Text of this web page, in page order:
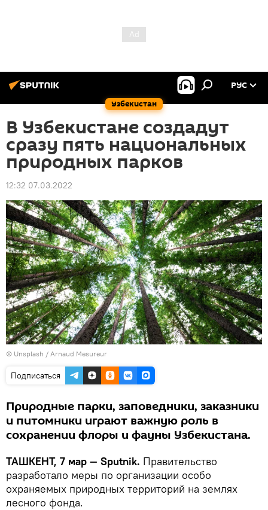
Узбекистан
РУС
В Узбекистане создадут
сразу пять национальных
природных парков
12:32 07.03.2022
© Unsplash / Arnaud Mesureur
Подписаться
Природные парки, заповедники, заказники
и питомники играют важную роль в
сохранении флоры и фауны Узбекистана.
ТАШКЕНТ, 7 мар — Sputnik. Правительство
разработало меры по организации особо
охраняемых природных территорий на землях
лесного фонда.